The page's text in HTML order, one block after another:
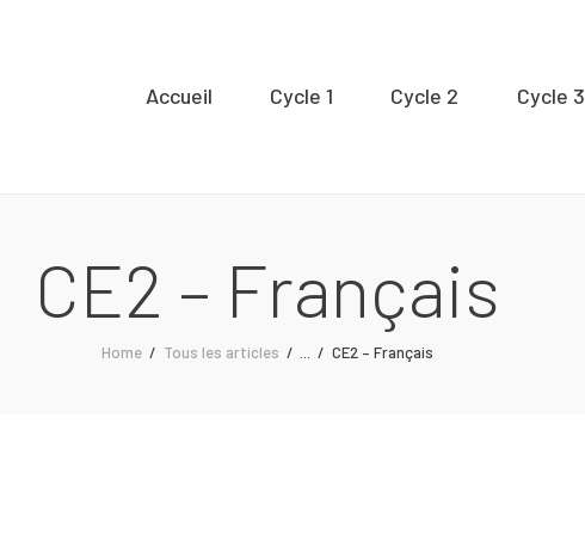
Accueil Cycle 1 Cycle 2 Cycle 3
CE2 – Français
Home Tous les articles CE2 – Français
2
3